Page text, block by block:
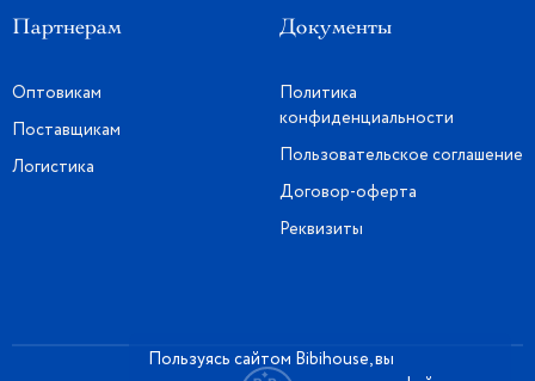
Партнерам
Оптовикам
Поставщикам
Логистика
Документы
Политика
конфиденциальности
Пользовательское соглашение
Договор-оферта
Реквизиты
Пользуясь сайтом Bibihouse, вы